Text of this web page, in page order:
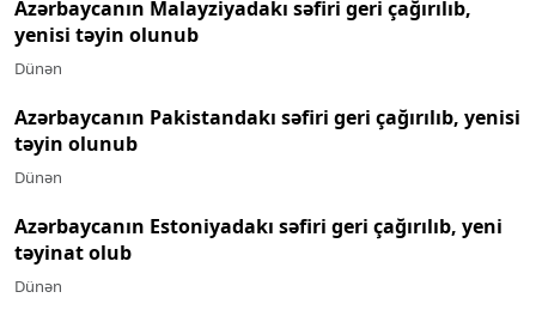
Azərbaycanın Malayziyadakı səfiri geri çağırılıb,
yenisi təyin olunub
Dünən
Azərbaycanın Pakistandakı səfiri geri çağırılıb, yenisi
təyin olunub
Dünən
Azərbaycanın Estoniyadakı səfiri geri çağırılıb, yeni
təyinat olub
Dünən